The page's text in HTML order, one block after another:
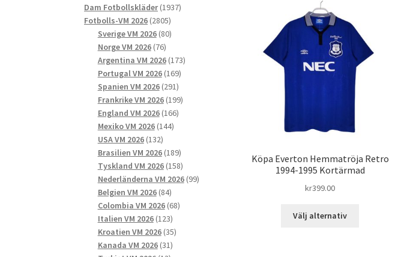
Köpa Everton Hemmatröja Retro
1994-1995 Kortärmad
kr399.00
Välj alternativ
produkter
Dam Fotbollskläder 19371937
Fotbolls-VM 2026 28052805
produkter
Sverige VM 2026 8080
Norge VM 2026 7676
produkter
Argentina VM 2026 173173
Portugal VM 2026 169169
produkter
Spanien VM 2026 291291
produkter
Frankrike VM 2026 199199
England VM 2026 166166
Mexiko VM 2026 144144
USA VM 2026 132132
produkter
Brasilien VM 2026 189189
produkter
Tyskland VM 2026 158158
produkter
Nederländerna VM 2026 9999
Belgien VM 2026 8484
produkter
Colombia VM 2026 6868
Italien VM 2026 123123
produkter
Kroatien VM 2026 3535
Kanada VM 2026 3131